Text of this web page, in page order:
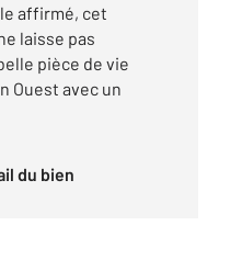
affirmé, cet
laisse pas
pièce de vie
Ouest avec un
du bien